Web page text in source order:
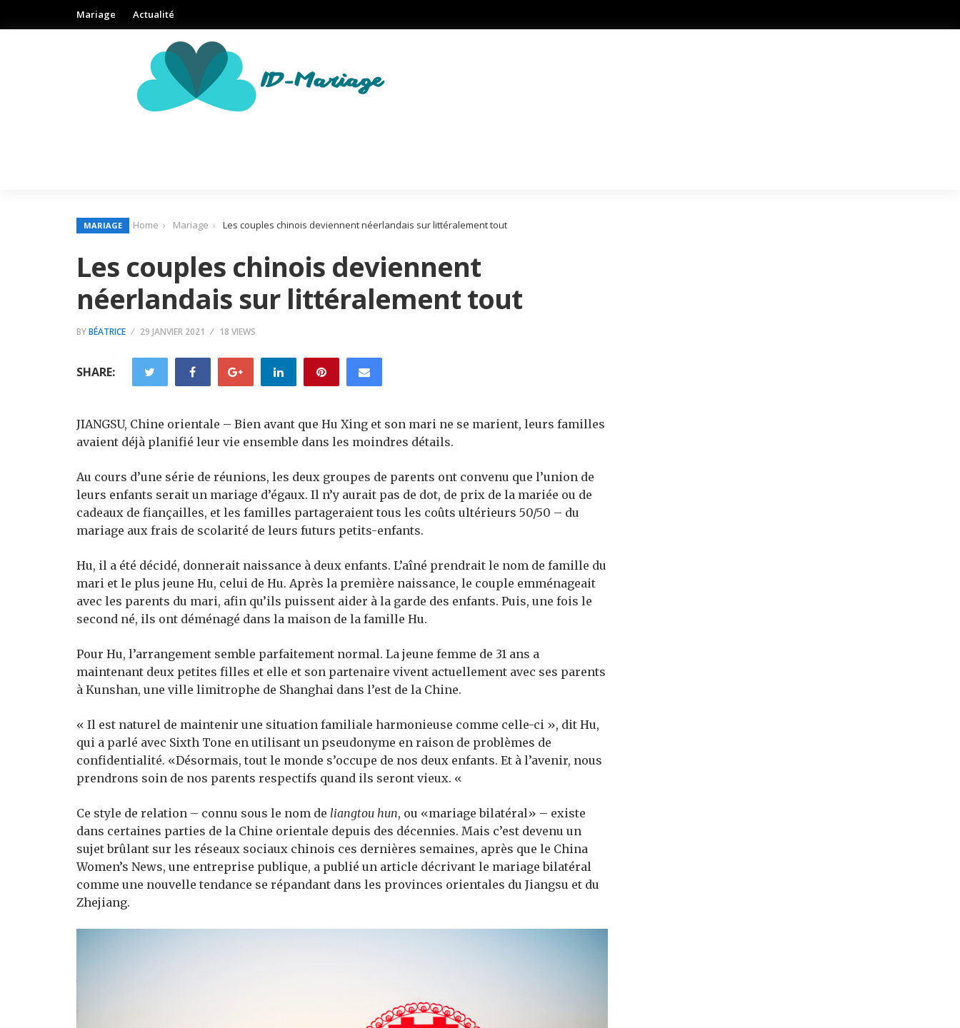
Mariage Actualité
MARIAGE Home Mariage Les couples chinois deviennent néerlandais sur littéralement tout
Les couples chinois deviennent
néerlandais sur littéralement tout
BYBÉATRICE 29 JANVIER 2021 18 VIEWS
SHARE:
JIANGSU, Chine orientale – Bien avant que Hu Xing et son mari ne se marient, leurs familles
avaient déjà planifié leur vie ensemble dans les moindres détails.
Au cours d’une série de réunions, les deux groupes de parents ont convenu que l’union de
leurs enfants serait un mariage d’égaux. Il n’y aurait pas de dot, de prix de la mariée ou de
cadeaux de fiançailles, et les familles partageraient tous les coûts ultérieurs 50/50 – du
mariage aux frais de scolarité de leurs futurs petits-enfants.
Hu, il a été décidé, donnerait naissance à deux enfants. L’aîné prendrait le nom de famille du
mari et le plus jeune Hu, celui de Hu. Après la première naissance, le couple emménageait
avec les parents du mari, afin qu’ils puissent aider à la garde des enfants. Puis, une fois le
second né, ils ont déménagé dans la maison de la famille Hu.
Pour Hu, l’arrangement semble parfaitement normal. La jeune femme de 31 ans a
maintenant deux petites filles et elle et son partenaire vivent actuellement avec ses parents
à Kunshan, une ville limitrophe de Shanghai dans l’est de la Chine.
« Il est naturel de maintenir une situation familiale harmonieuse comme celle-ci », dit Hu,
qui a parlé avec Sixth Tone en utilisant un pseudonyme en raison de problèmes de
confidentialité. «Désormais, tout le monde s’occupe de nos deux enfants. Et à l’avenir, nous
prendrons soin de nos parents respectifs quand ils seront vieux. «
Ce style de relation – connu sous le nom de liangtou hun, ou «mariage bilatéral» – existe
dans certaines parties de la Chine orientale depuis des décennies. Mais c’est devenu un
sujet brûlant sur les réseaux sociaux chinois ces dernières semaines, après que le China
Women’s News, une entreprise publique, a publié un article décrivant le mariage bilatéral
comme une nouvelle tendance se répandant dans les provinces orientales du Jiangsu et du
Zhejiang.